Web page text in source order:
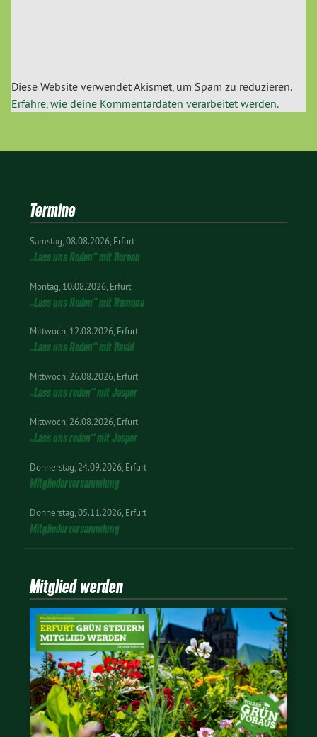
Diese Website verwendet Akismet, um Spam zu reduzieren.
Erfahre, wie deine Kommentardaten verarbeitet werden.
Termine
Samstag 08.08.2026 Erfurt
„Lass uns Reden“ mit Doreen
Montag 10.08.2026 Erfurt
„Lass uns Reden“ mit Ramona
Mittwoch 12.08.2026 Erfurt
„Lass uns Reden“ mit David
Mittwoch 26.08.2026 Erfurt
„Lass uns reden“ mit Jasper
Mittwoch 26.08.2026 Erfurt
„Lass uns reden“ mit Jasper
Donnerstag 24.09.2026 Erfurt
Mitgliederversammlung
Donnerstag 05.11.2026 Erfurt
Mitgliederversammlung
Mitglied werden